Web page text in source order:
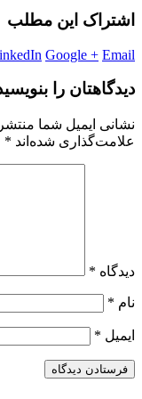
اشتراک این مطلب
Google + Email
دیدگاهتان را
نشانی ایمیل شما
علامت‌گذاری شده‌اند *
دیدگاه *
نام *
ایمیل *